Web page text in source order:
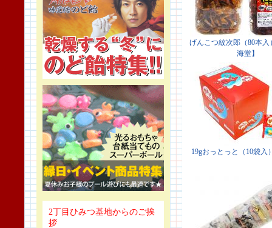
2丁目ひみつ基地からのご挨
拶